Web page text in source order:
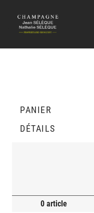
PANIER
DÉTAILS
0 article